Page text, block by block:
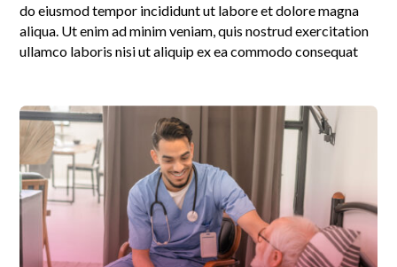
do eiusmod tempor incididunt ut labore et dolore magna
aliqua. Ut enim ad minim veniam, quis nostrud exercitation
ullamco laboris nisi ut aliquip ex ea commodo consequat